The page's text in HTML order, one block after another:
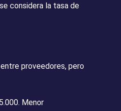
considera la tasa de
proveedores, pero
Menor